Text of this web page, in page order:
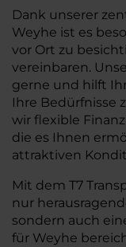
Dank unserer
Weyhe ist es
vor Ort zu
vereinbaren.
gerne und hilft
Ihre Bedürfnisse
wir flexible
die es Ihnen
attraktiven
Mit dem T7
nur
sondern auch
für Weyhe